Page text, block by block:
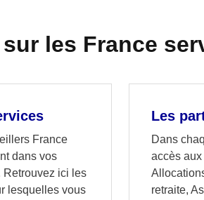
les France
France
dans vos
Retrouvez ici les
lesquelles vous
Les
Dans
accès
retraite,